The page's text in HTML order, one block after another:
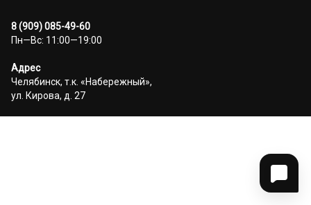
8 (909) 085-49-60
Пн—Вс: 11:00—19:00
Адрес
Челябинск, т.к. «Набережный»,
ул. Кирова, д. 27